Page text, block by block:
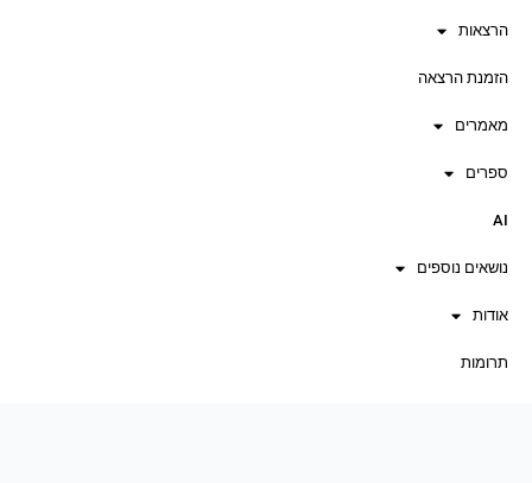
הרצאות
הזמנת הרצאה
מאמרים
ספרים
AI
נושאים נוספים
אודות
תרומות